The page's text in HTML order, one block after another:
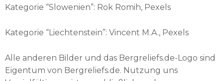
Kategorie “Slowenien”: Rok Romih, Pexels
Kategorie “Liechtenstein”: Vincent M.A., Pexels
Alle anderen Bilder und das Bergreliefs.de-Logo sind
Eigentum von Bergreliefs.de. Nutzung uns